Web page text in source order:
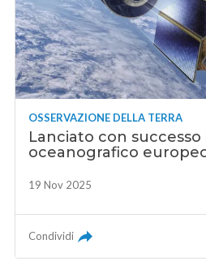
OSSERVAZIONE DELLA TERRA
Lanciato con successo
oceanografico
19 Nov 2025
Condividi